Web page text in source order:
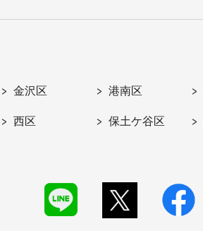
金沢区 港南区
西区 保土ケ谷区